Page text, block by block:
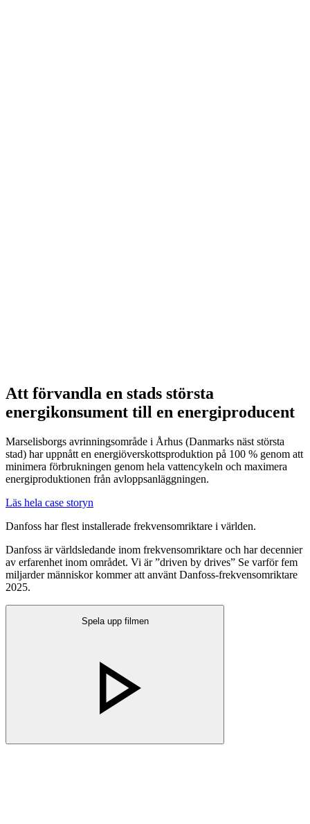
Att förvandla en stads största
energikonsument till en energiproducent
Marselisborgs avrinningsområde i Århus (Danmarks näst största
stad) har uppnått en energiöverskottsproduktion på 100 % genom att
minimera förbrukningen genom hela vattencykeln och maximera
energiproduktionen från avloppsanläggningen.
Läs hela case storyn
Danfoss har flest installerade frekvensomriktare i världen.
Danfoss är världsledande inom frekvensomriktare och har decennier
av erfarenhet inom området. Vi är ”driven by drives” Se varför fem
miljarder människor kommer att använt Danfoss-frekvensomriktare
2025.
Spela upp filmen